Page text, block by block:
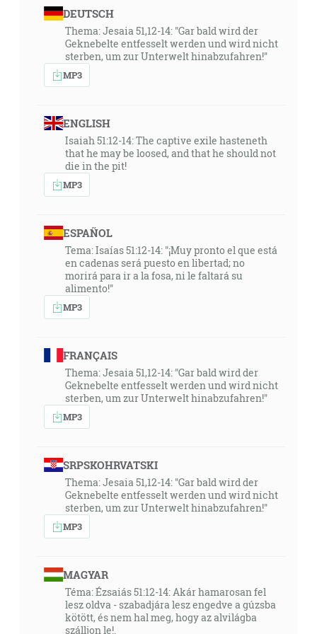
Lebo jako v Adamovi všetci zomierajú, zrovna tak i v
Kristovi všetci budú oživení. [1Kor 15:22]
04:23
A potom sa stane, že vylejem svojho Ducha na každé
04:28
A dám vám nové srdce a nového ducha dám do vášho
vnútra a odstránim to kamenné srdce z vášho tela a
dám vám srdce z mäsa. [Ez 36:26]
Takto hovorí Hospodin: Postojte na cestách a vidzte a
pýtajte sa po chodníkoch veku, ktorá je tá dobrá
cesta, a iďte po nej a tak najdite pokoj svojej duši! [Jr
06:00
chodníku. [Ž 119:105]
Nebo a zem pominú, ale moje slová nikdy nepominú.
[Mt 24:35]
11:25
Toto ti píšem v nádeji, že naskore prijdem k tebe; ale
keby som meškal, aby si vedel, ako sa treba správať v
dome Božom, ktorým je cirkev živého Boha, stĺp to a
pevná postať pravdy. [1Tm 3:14-15]
A skríkol silne, veľkým hlasom a hovoril: Padol, padol
veľký Babylon a stal sa bývaniskom démonov a
žalárom každého ducha nečistého a žalárom každého
vtáka nečistého a nenávideného … [Zj 18:2]
DEUTSCH
Thema: Jesaia 51,12-14: "Gar bald wird der
Geknebelte entfesselt werden und wird nicht
sterben, um zur Unterwelt hinabzufahren!"
MP3
ENGLISH
Isaiah 51:12-14: The captive exile hasteneth
that he may be loosed, and that he should not
die in the pit!
MP3
ESPAÑOL
Tema: Isaías 51:12-14: "¡Muy pronto el que está
en cadenas será puesto en libertad; no
morirá para ir a la fosa, ni le faltará su
alimento!"
MP3
FRANÇAIS
Thema: Jesaia 51,12-14: "Gar bald wird der
Geknebelte entfesselt werden und wird nicht
sterben, um zur Unterwelt hinabzufahren!"
MP3
SRPSKOHRVATSKI
Thema: Jesaia 51,12-14: "Gar bald wird der
Geknebelte entfesselt werden und wird nicht
sterben, um zur Unterwelt hinabzufahren!"
MP3
MAGYAR
Téma: Ézsaiás 51:12-14: Akár hamarosan fel
lesz oldva - szabadjára lesz engedve a gúzsba
kötött, és nem hal meg, hogy az alvilágba
szálljon le!.